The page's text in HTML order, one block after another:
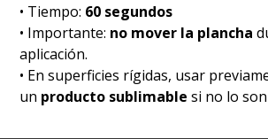
• Tiempo: 60 segundos
• Importante: no mover la plancha
aplicación.
• En superficies rígidas, usar
un producto sublimable si no lo